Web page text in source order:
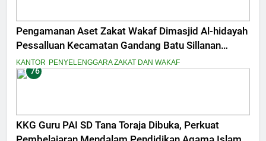
Pengamanan Aset Zakat Wakaf Dimasjid Al-hidayah
Pessalluan Kecamatan Gandang Batu Sillanan
Kabupaten Tana Toraja
KANTOR PENYELENGGARA ZAKAT DAN WAKAF
76
KKG Guru PAI SD Tana Toraja Dibuka, Perkuat